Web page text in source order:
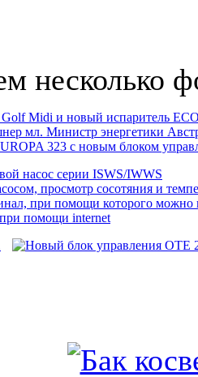
несколько